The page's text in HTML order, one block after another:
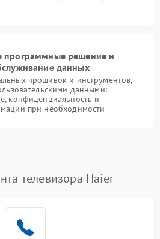
программные решение и
данных
прошивок и инструментов,
данными:
конфиденциальность и
при необходимости
телевизора Haier